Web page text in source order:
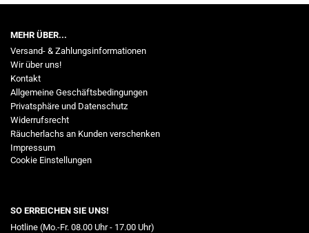
MEHR ÜBER...
Versand- & Zahlungsinformationen
Wir über uns!
Kontakt
Allgemeine Geschäftsbedingungen
Privatsphäre und Datenschutz
Widerrufsrecht
Räucherlachs an Kunden verschenken
Impressum
Cookie Einstellungen
SO ERREICHEN SIE UNS!
Hotline (Mo.-Fr. 08.00 Uhr - 17.00 Uhr)